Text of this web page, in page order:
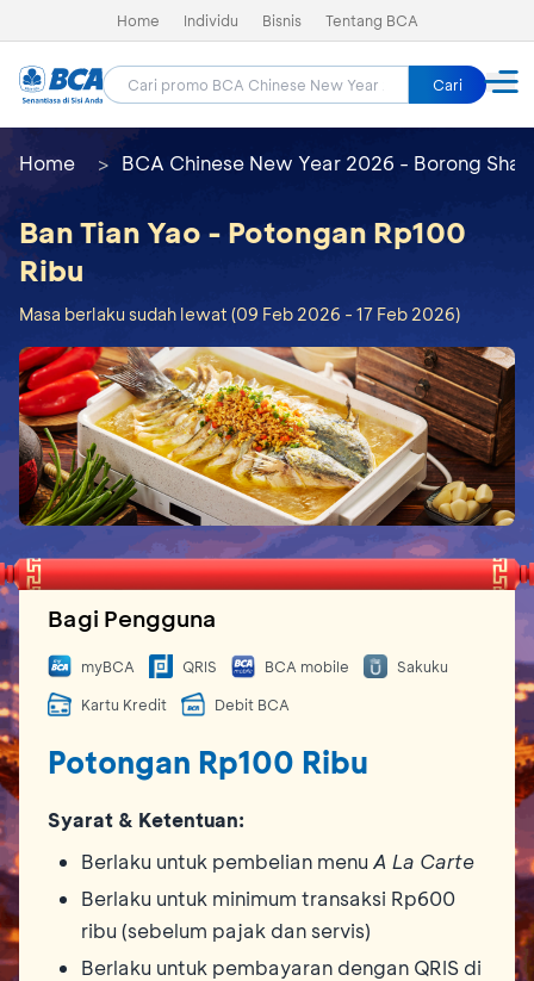
Home Individu Bisnis Tentang BCA
Cari
Home BCA Chinese New Year 2026 - Borong Shay
Ban Tian Yao - Potongan Rp100
Ribu
Masa berlaku sudah lewat (09 Feb 2026 - 17 Feb 2026)
Bagi Pengguna
myBCA QRIS BCA mobile
Sakuku
Kartu Kredit
Debit BCA
Potongan Rp100 Ribu
Syarat & Ketentuan:
Berlaku untuk pembelian menu A La Carte
Berlaku untuk minimum transaksi Rp600
ribu (sebelum pajak dan servis)
Berlaku untuk pembayaran dengan QRIS di